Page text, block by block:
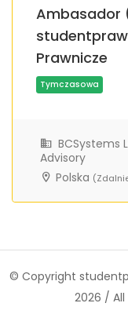
Prawnicze
BCSystems
Advisory
Polska
© Copyright
2026 / All